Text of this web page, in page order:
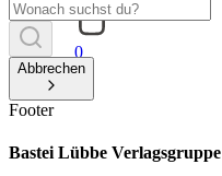
0
Abbrechen
Footer
Bastei Lübbe Verlagsgruppe